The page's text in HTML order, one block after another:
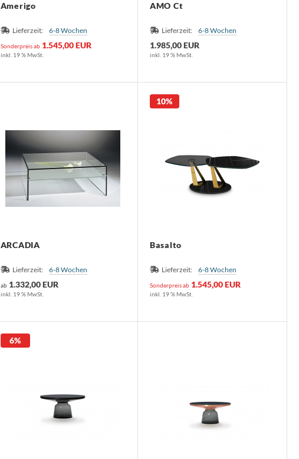
Amerigo
Lieferzeit: 6-8 Wochen
Sonderpreis ab 1.545,00 EUR
inkl. 19 % MwSt.
AMO Ct
Lieferzeit: 6-8 Wochen
1.985,00 EUR
inkl. 19 % MwSt.
ARCADIA
Lieferzeit: 6-8 Wochen
ab 1.332,00 EUR
inkl. 19 % MwSt.
Basalto
Lieferzeit: 6-8 Wochen
Sonderpreis ab 1.545,00 EUR
10%
inkl. 19 % MwSt.
6%